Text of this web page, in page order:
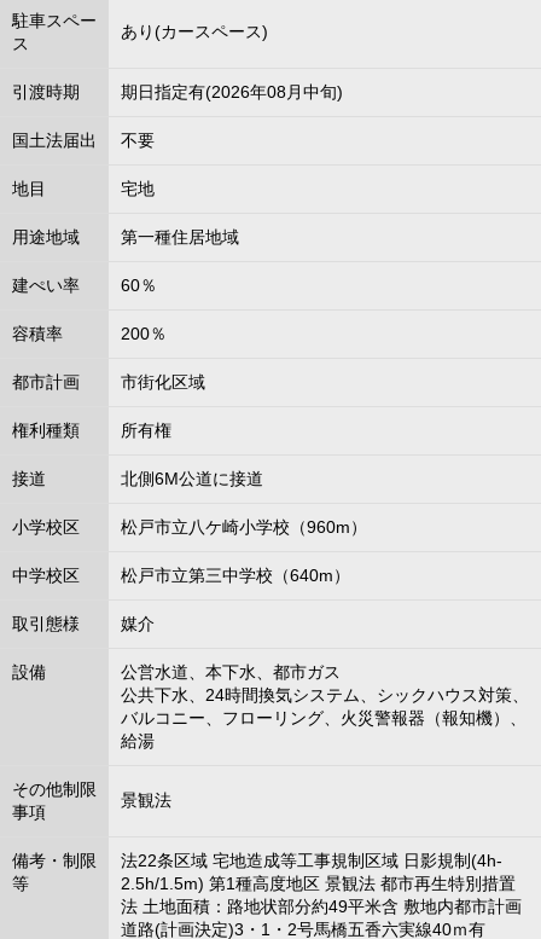
駐車スペー
ス
あり(カースペース)
引渡時期 期日指定有(2026年08月中旬)
国土法届出 不要
地目 宅地
用途地域 第一種住居地域
建ぺい率 60％
容積率 200％
都市計画 市街化区域
権利種類 所有権
接道 北側6M公道に接道
小学校区 松戸市立八ケ崎小学校（960m）
中学校区 松戸市立第三中学校（640m）
取引態様 媒介
設備
公営水道、本下水、都市ガス
公共下水、24時間換気システム、シックハウス対策、
バルコニー、フローリング、火災警報器（報知機）、
給湯
その他制限
事項
景観法
備考・制限
等
法22条区域 宅地造成等工事規制区域 日影規制(4h-
2.5h/1.5m) 第1種高度地区 景観法 都市再生特別措置
法 土地面積：路地状部分約49平米含 敷地内都市計画
道路(計画決定)3・1・2号馬橋五香六実線40ｍ有